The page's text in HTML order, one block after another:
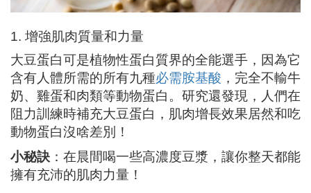
1. 增強肌肉質量和力量
大豆蛋白可是植物性蛋白質界的全能選手，因為它
含有人體所需的所有九種必需胺基酸 ，完全不輸牛
奶、雞蛋和肉類等動物蛋白。研究還發現，人們在
阻力訓練時補充大豆蛋白，肌肉增長效果居然和吃
動物蛋白沒啥差別！
小秘訣 ：在晨間喝一些高濃度豆漿，讓你整天都能
擁有充沛的肌肉力量！